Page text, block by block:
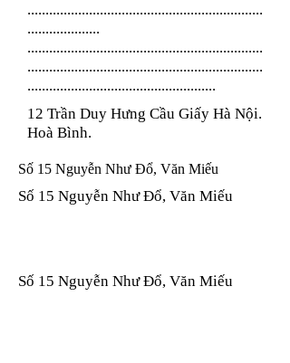
.................................................................
....................
.................................................................
.................................................................
....................................................
12 Trần Duy Hưng Cầu Giấy Hà Nội.
Hoà Bình.
Số 15 Nguyễn Như Đổ, Văn Miếu
Số 15 Nguyễn Như Đổ, Văn Miếu
Số 15 Nguyễn Như Đổ, Văn Miếu